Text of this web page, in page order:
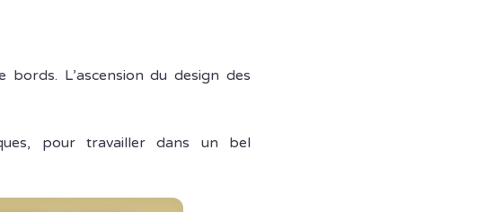
L’ascension du design des
pour travailler dans un bel